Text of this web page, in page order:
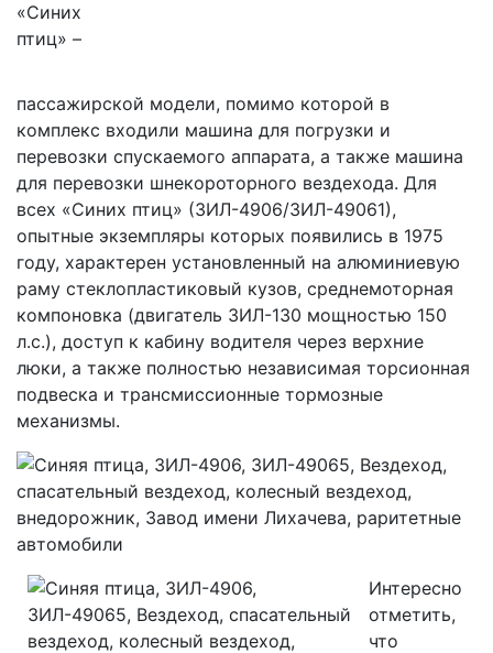
«Синих
птиц» –
пассажирской модели, помимо которой в
комплекс входили машина для погрузки и
перевозки спускаемого аппарата, а также машина
для перевозки шнекороторного вездехода. Для
всех «Синих птиц» (ЗИЛ-4906/ЗИЛ-49061),
опытные экземпляры которых появились в 1975
году, характерен установленный на алюминиевую
раму стеклопластиковый кузов, среднемоторная
компоновка (двигатель ЗИЛ-130 мощностью 150
л.с.), доступ к кабину водителя через верхние
люки, а также полностью независимая торсионная
подвеска и трансмиссионные тормозные
механизмы.
Интересно
отметить,
что